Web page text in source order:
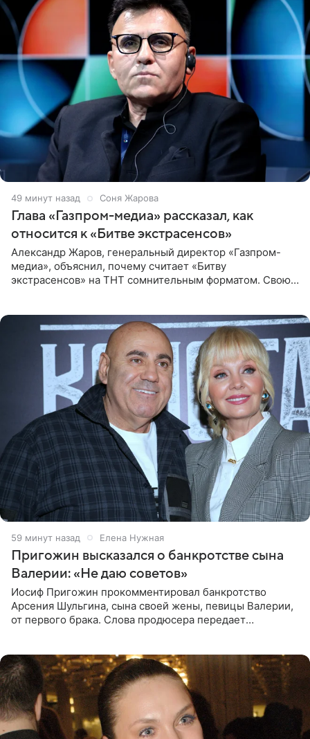
49 минут назад Соня Жарова
Глава «Газпром-медиа» рассказал, как
относится к «Битве экстрасенсов»
Александр Жаров, генеральный директор «Газпром-
медиа», объяснил, почему считает «Битву
экстрасенсов» на ТНТ сомнительным форматом. Свою
59 минут назад Елена Нужная
Пригожин высказался о банкротстве сына
Валерии: «Не даю советов»
Иосиф Пригожин прокомментировал банкротство
Арсения Шульгина, сына своей жены, певицы Валерии,
от первого брака. Слова продюсера передает